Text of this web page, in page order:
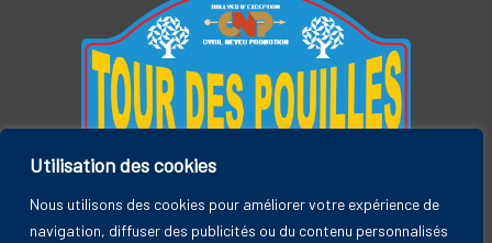
Utilisation des cookies
Nous utilisons des cookies pour améliorer votre expérience de
navigation, diffuser des publicités ou du contenu personnalisés
Tour des Pouilles